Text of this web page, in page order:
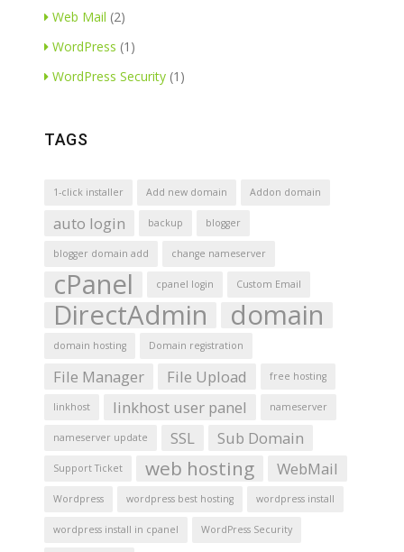
Web Mail (2)
WordPress (1)
WordPress Security (1)
TAGS
1-click installer Add new domain Addon domain
auto login backup blogger
blogger domain add change nameserver
cPanel cpanel login Custom Email
DirectAdmin domain
domain hosting Domain registration
File Manager File Upload free hosting
linkhost linkhost user panel nameserver
nameserver update SSL Sub Domain
Support Ticket web hosting WebMail
Wordpress wordpress best hosting wordpress install
wordpress install in cpanel WordPress Security